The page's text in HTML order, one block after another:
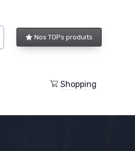
Nos TOPs produits
Shopping